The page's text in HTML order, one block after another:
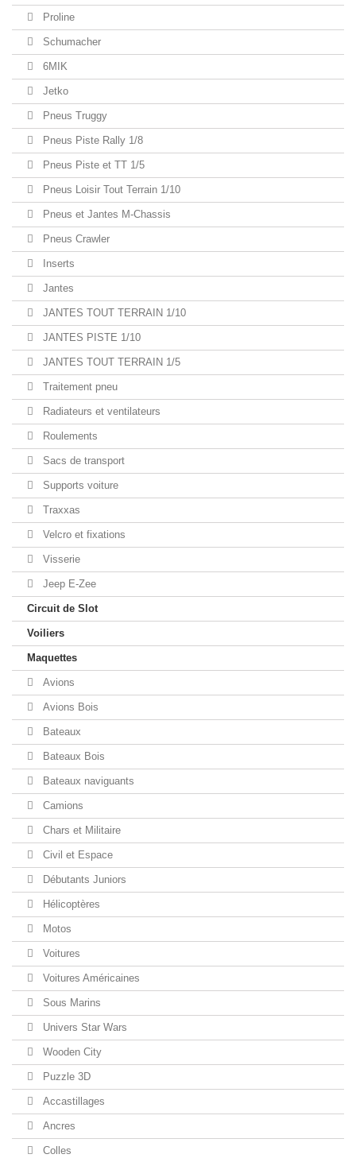
Proline
Schumacher
6MIK
Jetko
Pneus Truggy
Pneus Piste Rally 1/8
Pneus Piste et TT 1/5
Pneus Loisir Tout Terrain 1/10
Pneus et Jantes M-Chassis
Pneus Crawler
Inserts
Jantes
JANTES TOUT TERRAIN 1/10
JANTES PISTE 1/10
JANTES TOUT TERRAIN 1/5
Traitement pneu
Radiateurs et ventilateurs
Roulements
Sacs de transport
Supports voiture
Traxxas
Velcro et fixations
Visserie
Jeep E-Zee
Circuit de Slot
Voiliers
Maquettes
Avions
Avions Bois
Bateaux
Bateaux Bois
Bateaux naviguants
Camions
Chars et Militaire
Civil et Espace
Débutants Juniors
Hélicoptères
Motos
Voitures
Voitures Américaines
Sous Marins
Univers Star Wars
Wooden City
Puzzle 3D
Accastillages
Ancres
Colles